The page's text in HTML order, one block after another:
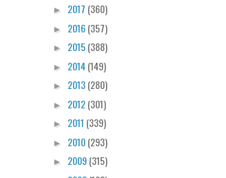
► 2017 (360)
► 2016(357)
► 2015(388)
► 2014(149)
► 2013(280)
► 2012(301)
► 2011 (339)
► 2010(293)
► 2009(315)